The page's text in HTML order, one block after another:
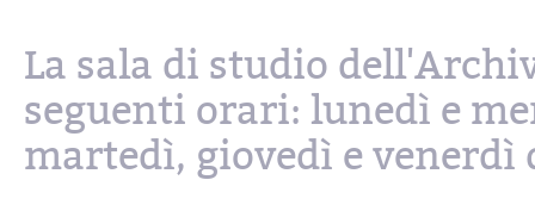
La sala di studio
seguenti orari: lunedì e
martedì, giovedì e venerdì